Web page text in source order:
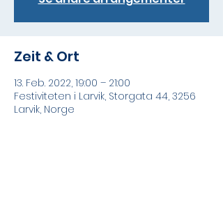
Zeit & Ort
13. Feb. 2022, 19:00 – 21:00
Festiviteten i Larvik, Storgata 44, 3256
Larvik, Norge